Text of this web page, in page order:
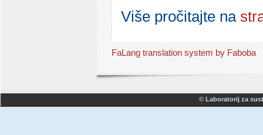
Više pročitajte na
FaLang translation system by Faboba
© Laboratorij za